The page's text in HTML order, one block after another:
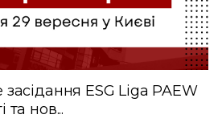
ESG Liga PAEW
та нов...